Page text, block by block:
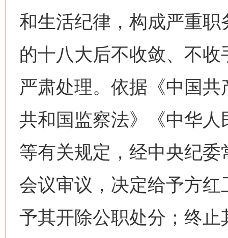
和生活纪律，构成严重
的十八大后不收敛、不
严肃处理。依据《中国
共和国监察法》《中华
等有关规定，经中央纪
会议审议，决定给予方
予其开除公职处分；终